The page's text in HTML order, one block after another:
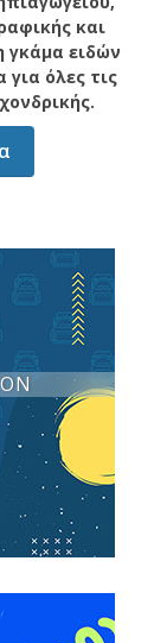
και
γκάμα ειδών
όλες τις